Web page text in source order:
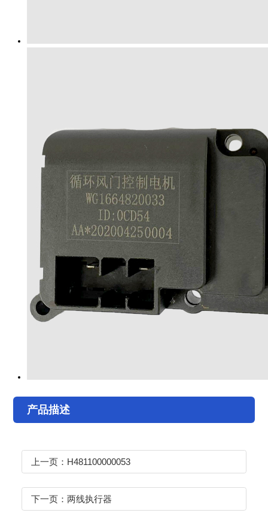
产品描述
上一页：H481100000053
下一页：两线执行器